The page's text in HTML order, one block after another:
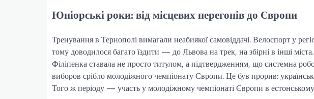
Юніорські роки: від місцевих перегонів до Європи
Тренування в Тернополі вимагали неабиякої самовіддачі. Велоспорт у
тому доводилося багато їздити — до Львова на трек, на збірні в інші
Філіпенка ставала не просто титулом, а підтвердженням, що системна
виборов срібло молодіжного чемпіонату Європи. Це був прорив:
Того ж періоду — участь у молодіжному чемпіонаті Європи в